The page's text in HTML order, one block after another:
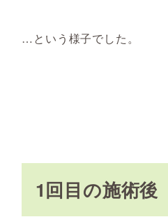
…という様子でした。
1回目の施術後